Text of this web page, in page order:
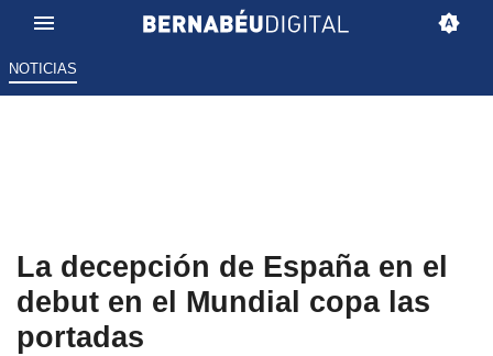
NOTICIAS
La decepción de España en el
debut en el Mundial copa las
portadas